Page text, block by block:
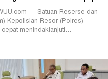
— Satuan Reserse dan
Kepolisian Resor (Polres)
cepat menindaklanjuti…